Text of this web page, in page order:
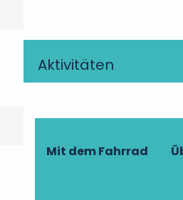
Aktivitäten
Mit dem Fahrrad